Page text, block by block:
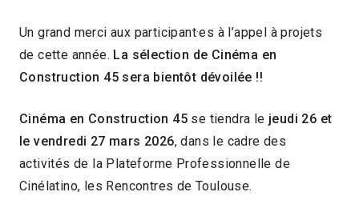
Un grand merci aux participant·es à l’appel à projets
de cette année. La sélection de Cinéma en
Construction 45 sera bientôt dévoilée !!
Cinéma en Construction 45 se tiendra le jeudi 26 et
le vendredi 27 mars 2026, dans le cadre des
activités de la Plateforme Professionnelle de
Cinélatino, les Rencontres de Toulouse.